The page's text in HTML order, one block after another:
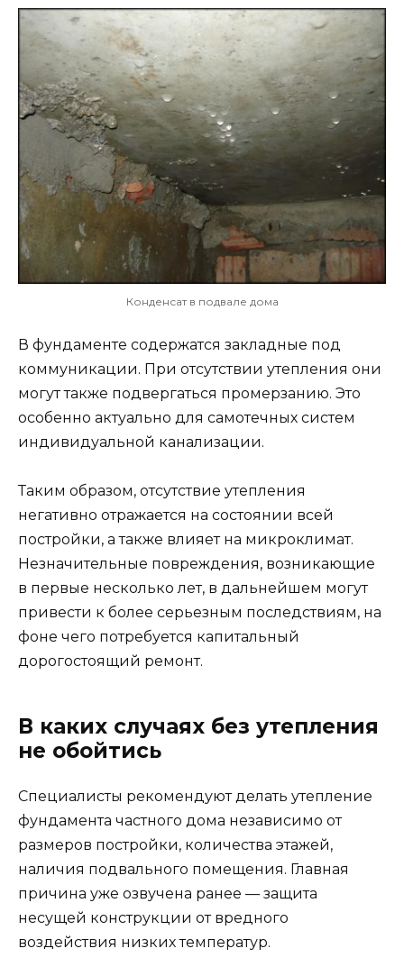
Конденсат в подвале дома
В фундаменте содержатся закладные под
коммуникации. При отсутствии утепления они
могут также подвергаться промерзанию. Это
особенно актуально для самотечных систем
индивидуальной канализации.
Таким образом, отсутствие утепления
негативно отражается на состоянии всей
постройки, а также влияет на микроклимат.
Незначительные повреждения, возникающие
в первые несколько лет, в дальнейшем могут
привести к более серьезным последствиям, на
фоне чего потребуется капитальный
дорогостоящий ремонт.
В каких случаях без утепления
не обойтись
Специалисты рекомендуют делать утепление
фундамента частного дома независимо от
размеров постройки, количества этажей,
наличия подвального помещения. Главная
причина уже озвучена ранее — защита
несущей конструкции от вредного
воздействия низких температур.